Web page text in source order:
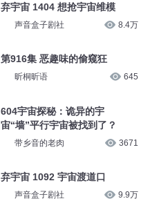
弃宇宙 1404 想抢宇宙维模
声音盒子剧社 8.4万
第916集 恶趣味的偷窥狂
昕桐昕语 645
604宇宙探秘：诡异的宇
宙“墙”平行宇宙被找到了？
带乡音的老肉 3671
弃宇宙 1092 宇宙渡道口
声音盒子剧社 9.9万